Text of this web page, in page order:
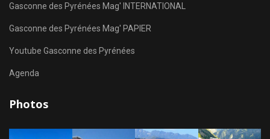
Gasconne des Pyrénées Mag' INTERNATIONAL
Gasconne des Pyrénées Mag' PAPIER
Youtube Gasconne des Pyrénées
Agenda
Photos